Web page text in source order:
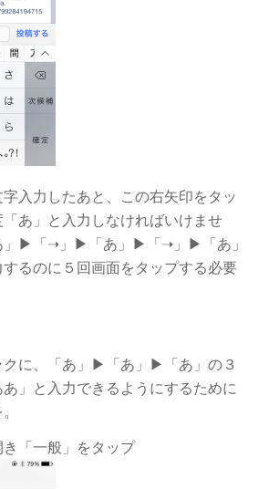
字入力したあと、この右矢印をタッ
あ」と入力しなければいけませ
」▶「➝」▶「あ」▶「➝」▶「あ」
るのに５回画面をタップする必要
クに、「あ」▶「あ」▶「あ」の３
」と入力できるようにするために
「一般」をタップ